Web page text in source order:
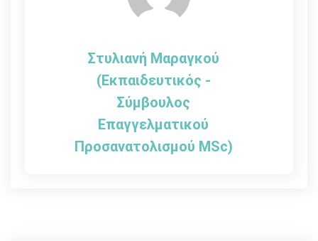
Στυλιανή Μαραγκού
(Εκπαιδευτικός -
Σύμβουλος
Επαγγελματικού
Προσανατολισμού MSc)